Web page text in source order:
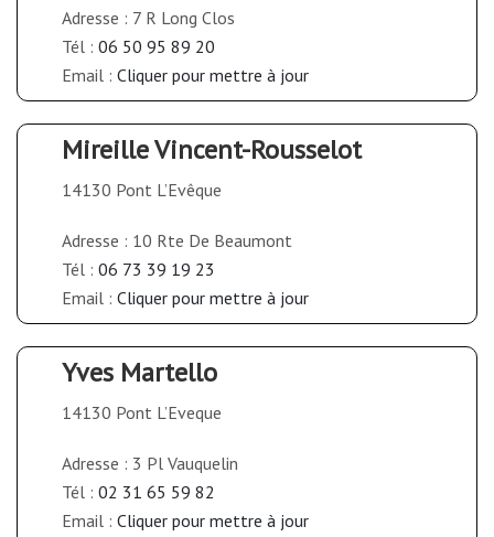
Adresse : 7 R Long Clos
Tél : 06 50 95 89 20
Email : Cliquer pour mettre à jour
Mireille Vincent-Rousselot
14130 Pont L’Evêque
Adresse : 10 Rte De Beaumont
Tél : 06 73 39 19 23
Email : Cliquer pour mettre à jour
Yves Martello
14130 Pont L’Eveque
Adresse : 3 Pl Vauquelin
Tél : 02 31 65 59 82
Email : Cliquer pour mettre à jour